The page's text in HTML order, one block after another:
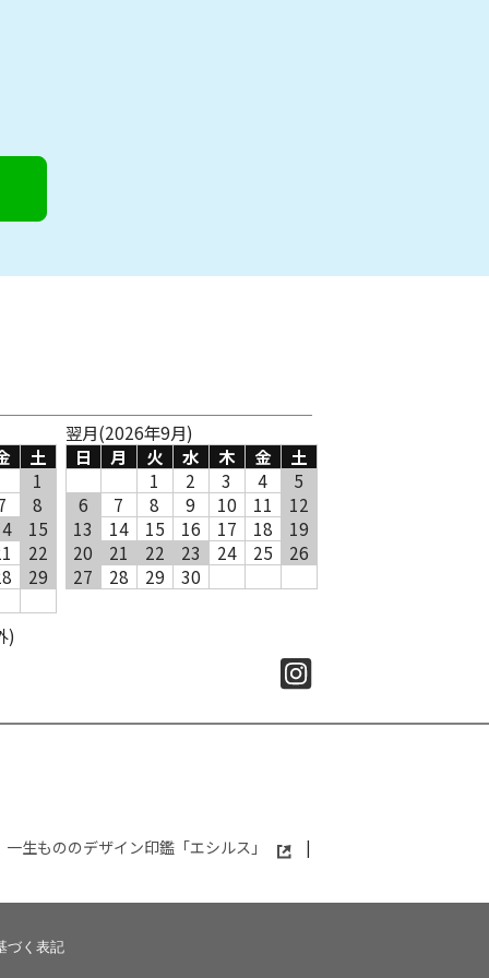
土
1
8
15
22
29
翌月(2026年9月)
日
月 火 水 木 金
土
1
2 3 4
5
6
7 8 9 10 11
12
13
14 15 16 17 18
19
20
21 22 23 24 25
26
27
28 29 30
)
一生もののデザイン印鑑「エシルス」 |
づく表記